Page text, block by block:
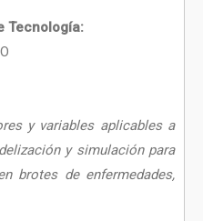
Tecnología:
y variables aplicables a
y simulación para
brotes de enfermedades,